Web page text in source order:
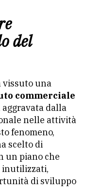
del
una
commerciale
aggravata dalla
nelle attività
fenomeno,
scelto di
un piano che
inutilizzati,
di sviluppo